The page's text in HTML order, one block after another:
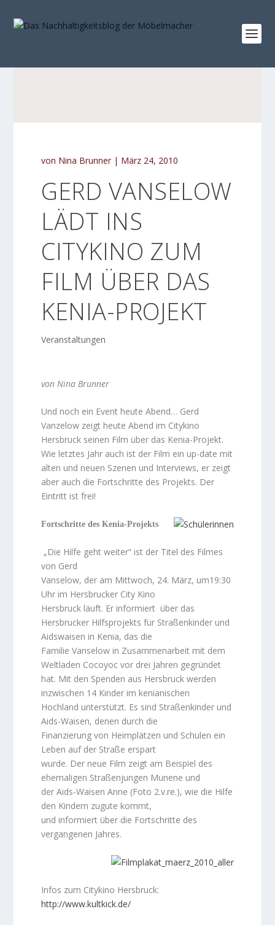
von Nina Brunner | März 24, 2010
GERD VANSELOW
LÄDT INS
CITYKINO ZUM
FILM ÜBER DAS
KENIA-PROJEKT
Veranstaltungen
von Nina Brunner
Und noch ein Event heute Abend… Gerd
Vanzelow zeigt heute Abend im Citykino
Hersbruck seinen Film über das Kenia-Projekt.
Wie letztes Jahr auch ist der Film ein up-date mit
alten und neuen Szenen und Interviews, er zeigt
aber auch die Fortschritte des Projekts. Der
Eintritt ist frei!
Fortschritte des Kenia-Projekts
„Die Hilfe geht weiter“ ist der Titel des Filmes
von Gerd
Vanselow, der am Mittwoch, 24. März, um19:30
Uhr im Hersbrucker City Kino
Hersbruck läuft. Er informiert über das
Hersbrucker Hilfsprojekts für Straßenkinder und
Aidswaisen in Kenia, das die
Familie Vanselow in Zusammenarbeit mit dem
Weltladen Cocoyoc vor drei Jahren gegründet
hat. Mit den Spenden aus Hersbruck werden
inzwischen 14 Kinder im kenianischen
Hochland unterstützt. Es sind Straßenkinder und
Aids-Waisen, denen durch die
Finanzierung von Heimplätzen und Schulen ein
Leben auf der Straße erspart
wurde. Der neue Film zeigt am Beispiel des
ehemaligen Straßenjungen Munene und
der Aids-Waisen Anne (Foto 2.v.re.), wie die Hilfe
den Kindern zugute kommt,
und informiert über die Fortschritte des
vergangenen Jahres.
Infos zum Citykino Hersbruck:
http://www.kultkick.de/